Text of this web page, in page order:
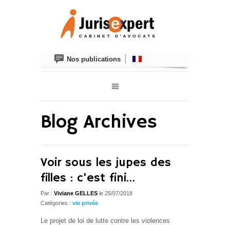
Nos publications
Blog Archives
Voir sous les jupes des
filles : c’est fini…
Par : Viviane GELLES le 25/07/2018
Catégories : vie privée
Le projet de loi de lutte contre les violences